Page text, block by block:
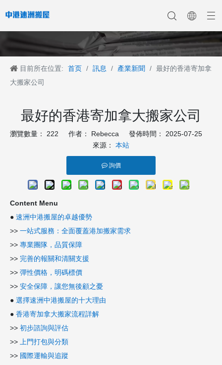
目前所在位置: 首页 / 訊息 / 產業新聞 / 最好的香港寄加拿
大搬家公司
最好的香港寄加拿大搬家公司
瀏覽數量： 222 作者： Rebecca 發佈時間： 2025-07-25
來源： 本站
詢價
Content Menu
● 速洲中港搬屋的卓越優勢
>> 一站式服務：全面覆蓋港加搬家需求
>> 專業團隊，品質保障
>> 完善的報關和清關支援
>> 彈性價格，明碼標價
>> 安全保障，讓您無後顧之憂
● 選擇速洲中港搬屋的十大理由
● 香港寄加拿大搬家流程詳解
>> 初步諮詢與評估
>> 上門打包與分類
>> 國際運輸與追蹤